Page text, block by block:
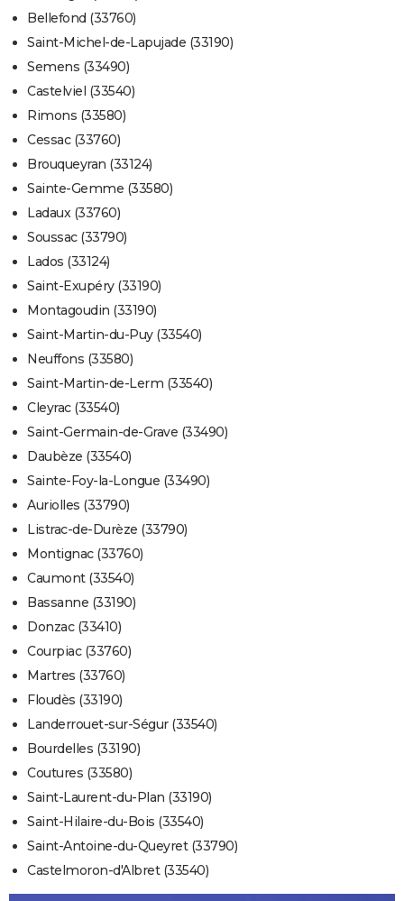
Bellefond (33760)
Saint-Michel-de-Lapujade (33190)
Semens (33490)
Castelviel (33540)
Rimons (33580)
Cessac (33760)
Brouqueyran (33124)
Sainte-Gemme (33580)
Ladaux (33760)
Soussac (33790)
Lados (33124)
Saint-Exupéry (33190)
Montagoudin (33190)
Saint-Martin-du-Puy (33540)
Neuffons (33580)
Saint-Martin-de-Lerm (33540)
Cleyrac (33540)
Saint-Germain-de-Grave (33490)
Daubèze (33540)
Sainte-Foy-la-Longue (33490)
Auriolles (33790)
Listrac-de-Durèze (33790)
Montignac (33760)
Caumont (33540)
Bassanne (33190)
Donzac (33410)
Courpiac (33760)
Martres (33760)
Floudès (33190)
Landerrouet-sur-Ségur (33540)
Bourdelles (33190)
Coutures (33580)
Saint-Laurent-du-Plan (33190)
Saint-Hilaire-du-Bois (33540)
Saint-Antoine-du-Queyret (33790)
Castelmoron-d'Albret (33540)